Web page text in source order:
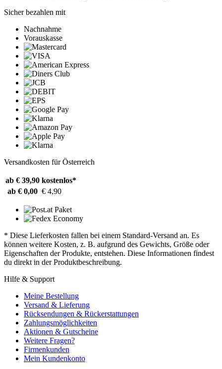
Sicher bezahlen mit
Nachnahme
Vorauskasse
Versandkosten für Österreich
ab € 39,90 kostenlos*
ab € 0,00 € 4,90
* Diese Lieferkosten fallen bei einem Standard-Versand an. Es
können weitere Kosten, z. B. aufgrund des Gewichts, Größe oder
Eigenschaften der Produkte, entstehen. Diese Informationen findest
du direkt in der Produktbeschreibung.
Hilfe & Support
Meine Bestellung
Versand & Lieferung
Rücksendungen & Rückerstattungen
Zahlungsmöglichkeiten
Aktionen & Gutscheine
Weitere Fragen?
Firmenkunden
Mein Kundenkonto